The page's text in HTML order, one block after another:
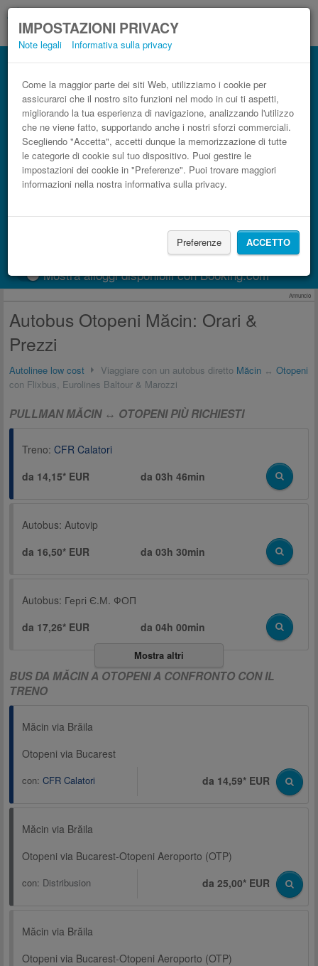
IMPOSTAZIONI PRIVACY
Note legali Informativa sulla privacy
Come la maggior parte dei siti Web, utilizziamo i cookie per
assicurarci che il nostro sito funzioni nel modo in cui ti aspetti,
migliorando la tua esperienza di navigazione, analizzando l'utilizzo
che ne viene fatto, supportando anche i nostri sforzi commerciali.
Scegliendo "Accetta", accetti dunque la memorizzazione di tutte
le categorie di cookie sul tuo dispositivo. Puoi gestire le
impostazioni dei cookie in "Preferenze". Puoi trovare maggiori
informazioni nella nostra informativa sulla privacy.
Preferenze ACCETTO
Autobus Măcin Otopeni low cost
Prenota il biglietto del pullman più economico
Mostra alloggi disponibili con Booking.com
Annuncio
Autobus Otopeni Măcin: Orari &
Prezzi
Autolinee low cost Viaggiare con un autobus diretto Măcin ↔ Otopeni
con Flixbus, Eurolines Baltour & Marozzi
PULLMAN MĂCIN ↔ OTOPENI PIÙ RICHIESTI
Treno: CFR Calatori
da 14,15* EUR
da03h 46min
Autobus: Autovip
da 16,50* EUR
da03h 30min
Autobus: Гергі Є.М. ФОП
da 17,26* EUR
da04h 00min
Mostra altri
BUS DA MĂCIN A OTOPENI A CONFRONTO CON IL
TRENO
Măcin via Brăila
Otopeni via Bucarest
con: CFR Calatori da 14,59* EUR
Măcin via Brăila
Otopeni via Bucarest-Otopeni Aeroporto (OTP)
con: Distribusion da 25,00* EUR
Măcin via Brăila
Otopeni via Bucarest-Otopeni Aeroporto (OTP)